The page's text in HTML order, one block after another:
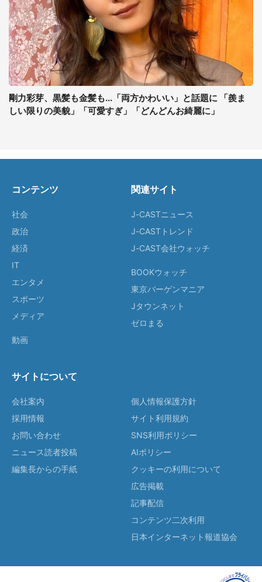
剛力彩芽、黒髪も金髪も...「両方かわいい」と話題に 「羨ま
しい限りの美貌」「可愛すぎ」「どんどんお綺麗に」
コンテンツ
社会
政治
経済
IT
エンタメ
スポーツ
メディア
動画
関連サイト
J-CASTニュース
J-CASTトレンド
J-CAST会社ウォッチ
BOOKウォッチ
東京バーゲンマニア
Jタウンネット
ゼロまる
サイトについて
会社案内
採用情報
お問い合わせ
ニュース読者投稿
編集長からの手紙
個人情報保護方針
サイト利用規約
SNS利用ポリシー
AIポリシー
クッキーの利用について
広告掲載
記事配信
コンテンツ二次利用
日本インターネット報道協会